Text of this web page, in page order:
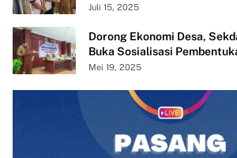
Juli 15, 2025
Dorong Ekonomi Desa,
Buka Sosialisasi
Merah Putih
Mei 19, 2025